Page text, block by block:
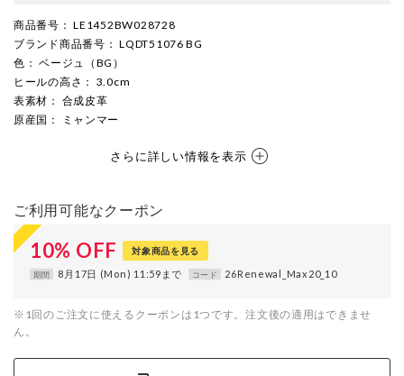
商品番号 ： LE1452BW028728
ブランド商品番号 ： LQDT51076 BG
色 ： ベージュ（BG）
ヒールの高さ ： 3.0cm
表素材 ： 合成皮革
原産国 ： ミャンマー
さらに詳しい情報を表示
ご利用可能なクーポン
10% OFF 対象商品を見る
期間 8月17日 (Mon) 11:59まで コード 26Renewal_Max20_10
※1回のご注文に使えるクーポンは1つです。注文後の適用はできませ
ん。